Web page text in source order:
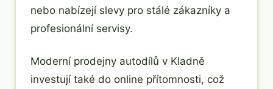
nebo nabízejí slevy pro stálé zákazníky a
profesionální servisy.
Moderní prodejny autodílů v Kladně
investují také do online přítomnosti, což